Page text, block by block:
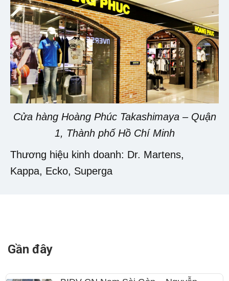
Cửa hàng Hoàng Phúc Takashimaya – Quận
1, Thành phố Hồ Chí Minh
Thương hiệu kinh doanh: Dr. Martens,
Kappa, Ecko, Superga
Gần đây